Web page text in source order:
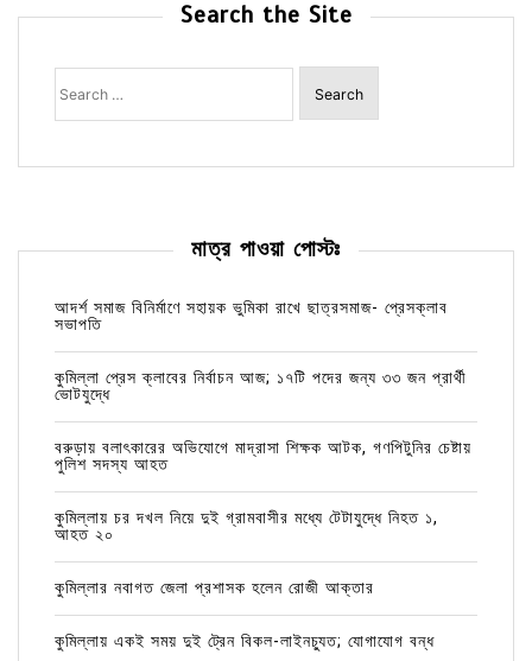
Search the Site
Search
for:
মাত্র পাওয়া পোস্টঃ
আদর্শ সমাজ বিনির্মাণে সহায়ক ভুমিকা রাখে ছাত্রসমাজ- প্রেসক্লাব
সভাপতি
কুমিল্লা প্রেস ক্লাবের নির্বাচন আজ; ১৭টি পদের জন্য ৩৩ জন প্রার্থী
ভোটযুদ্ধে
বরুড়ায় বলাৎকারের অভিযোগে মাদ্রাসা শিক্ষক আটক, গণপিটুনির চেষ্টায়
পুলিশ সদস্য আহত
কুমিল্লায় চর দখল নিয়ে দুই গ্রামবাসীর মধ্যে টেটাযুদ্ধে নিহত ১,
আহত ২০
কুমিল্লার নবাগত জেলা প্রশাসক হলেন রোজী আক্তার
কুমিল্লায় একই সময় দুই ট্রেন বিকল-লাইনচ্যুত; যোগাযোগ বন্ধ